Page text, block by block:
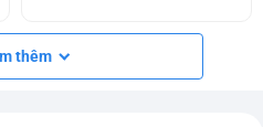
thêm